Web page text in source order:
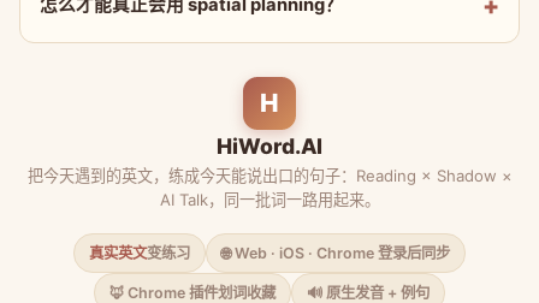
H
HiWord.AI
把今天遇到的英文，练成今天能说出口的句子：Reading × Shadow ×
AI Talk，同一批词一路用起来。
真实英文变练习 🌐 Web · iOS · Chrome 登录后同步
🦊 Chrome 插件划词收藏 🔊 原生发音 + 例句